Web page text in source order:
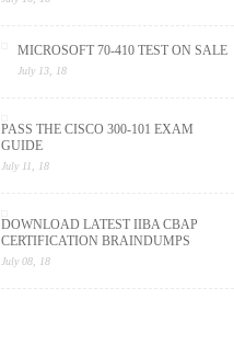
MICROSOFT 70-410 TEST ON SALE
July 13, 18
PASS THE CISCO 300-101 EXAM
GUIDE
July 11, 18
DOWNLOAD LATEST IIBA CBAP
CERTIFICATION BRAINDUMPS
July 08, 18